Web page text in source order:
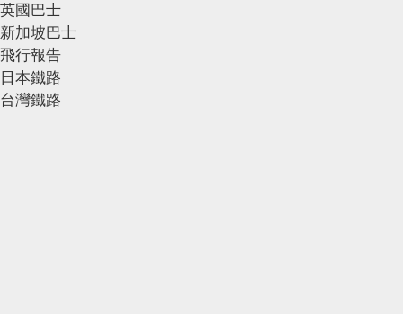
英國巴士
新加坡巴士
飛行報告
日本鐵路
台灣鐵路